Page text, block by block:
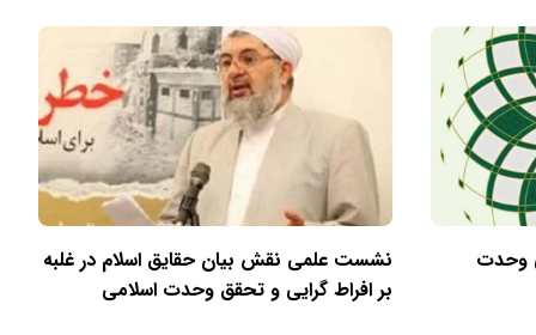
وحدت
نشست علمی نقش بیان حقایق اسلام در غلبه
بر افراط گرایی و تحقق وحدت اسلامی